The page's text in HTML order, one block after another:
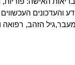
והעדכונים
הזהב, רפואה